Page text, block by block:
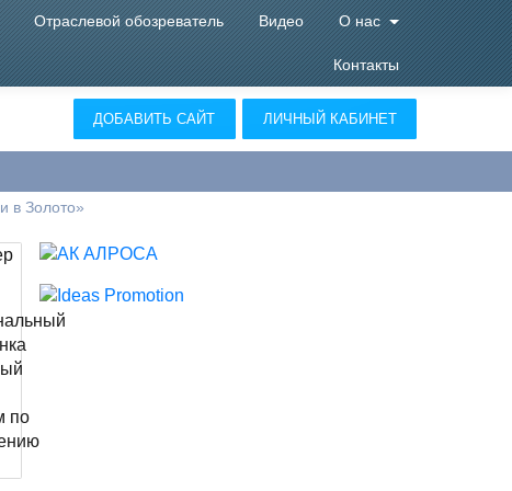
Отраслевой обозреватель Видео О нас
Контакты
ДОБАВИТЬ САЙТ ЛИЧНЫЙ КАБИНЕТ
в Золото»